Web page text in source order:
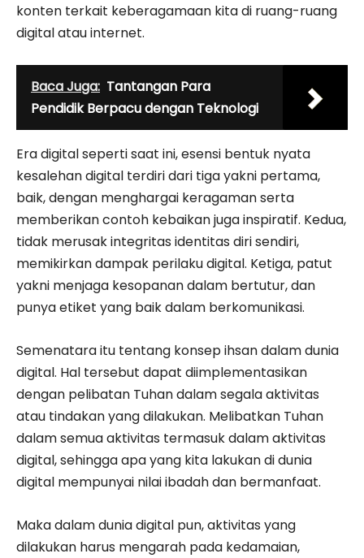
konten terkait keberagamaan kita di ruang-ruang
digital atau internet.
Baca Juga: Tantangan Para
Pendidik Berpacu dengan Teknologi
Era digital seperti saat ini, esensi bentuk nyata
kesalehan digital terdiri dari tiga yakni pertama,
baik, dengan menghargai keragaman serta
memberikan contoh kebaikan juga inspiratif. Kedua,
tidak merusak integritas identitas diri sendiri,
memikirkan dampak perilaku digital. Ketiga, patut
yakni menjaga kesopanan dalam bertutur, dan
punya etiket yang baik dalam berkomunikasi.
Semenatara itu tentang konsep ihsan dalam dunia
digital. Hal tersebut dapat diimplementasikan
dengan pelibatan Tuhan dalam segala aktivitas
atau tindakan yang dilakukan. Melibatkan Tuhan
dalam semua aktivitas termasuk dalam aktivitas
digital, sehingga apa yang kita lakukan di dunia
digital mempunyai nilai ibadah dan bermanfaat.
Maka dalam dunia digital pun, aktivitas yang
dilakukan harus mengarah pada kedamaian,